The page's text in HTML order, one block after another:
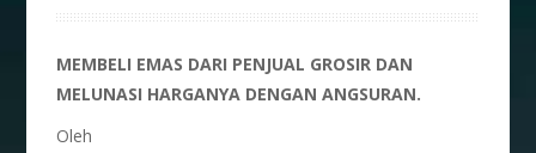
MEMBELI EMAS DARI PENJUAL GROSIR DAN
MELUNASI HARGANYA DENGAN ANGSURAN.
Oleh